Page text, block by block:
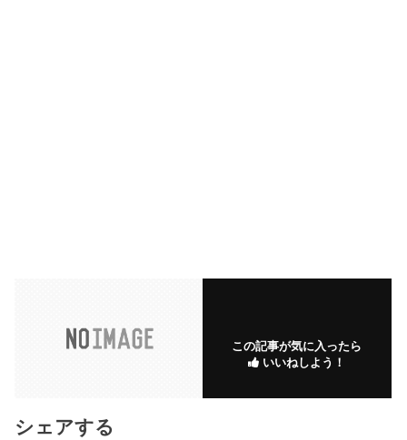
この記事が気に入ったら
いいねしよう！
シェアする